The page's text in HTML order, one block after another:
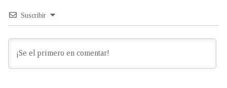
Suscribir